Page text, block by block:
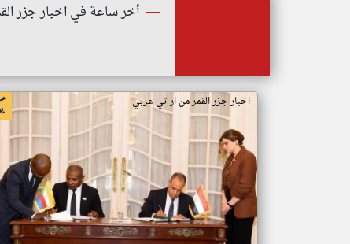
أخر ساعة في اخبار جزر
اخبار جزر القمر من ار تي عربي